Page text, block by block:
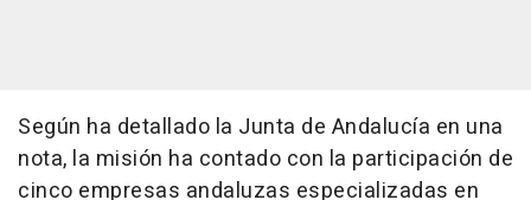
Según ha detallado la Junta de Andalucía en una
nota, la misión ha contado con la participación de
cinco empresas andaluzas especializadas en